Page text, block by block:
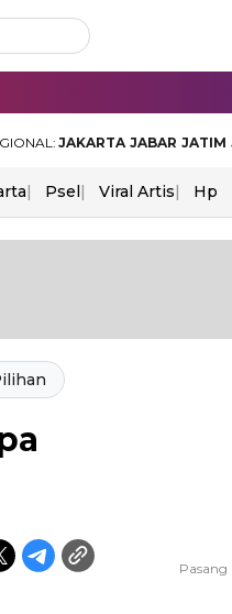
JAKARTA JABAR JATIM
Psel Viral Artis Hp